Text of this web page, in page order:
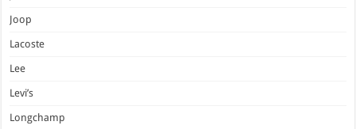
Joop
Lacoste
Lee
Levi’s
Longchamp